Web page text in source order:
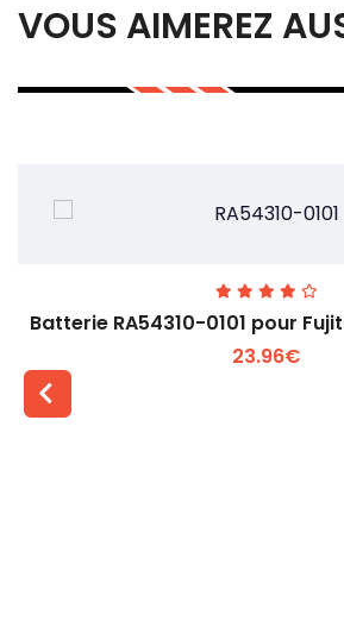
VOUS AIMEREZ
Batterie RA54310-0101 pour
23.96€